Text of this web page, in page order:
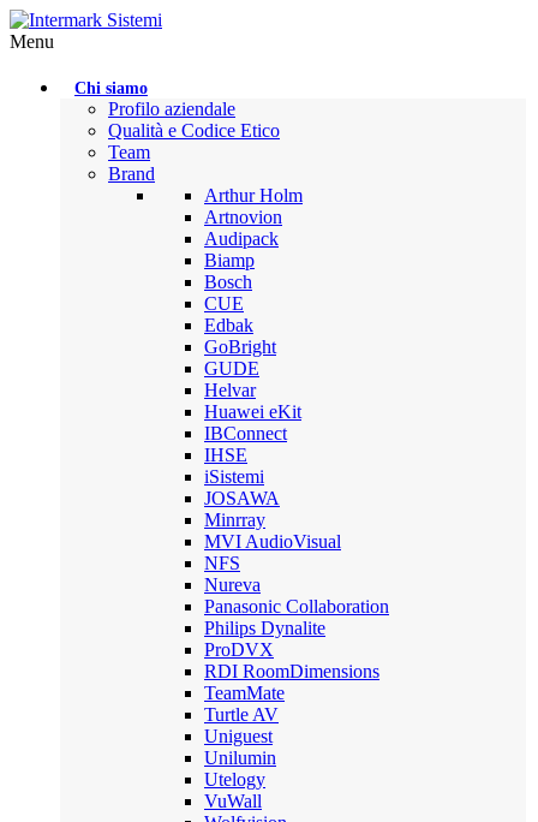
Menu
Chi siamo
Profilo aziendale
Qualità e Codice Etico
Team
Brand
Arthur Holm
Artnovion
Audipack
Biamp
Bosch
CUE
Edbak
GoBright
GUDE
Helvar
Huawei eKit
IBConnect
IHSE
iSistemi
JOSAWA
Minrray
MVI AudioVisual
NFS
Nureva
Panasonic Collaboration
Philips Dynalite
ProDVX
RDI RoomDimensions
TeamMate
Turtle AV
Uniguest
Unilumin
Utelogy
VuWall